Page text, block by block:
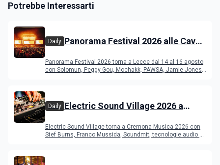
Potrebbe Interessarti
Daily Panorama Festival 2026 alle Cave
programma
Panorama Festival 2026 torna a Lecce dal 14 al 16 agosto
con Solomun, Peggy Gou, Mochakk, PAWSA, Jamie Jones
Daily Electric Sound Village 2026 a
Young Band Contest, il programma
Electric Sound Village torna a Cremona Musica 2026 con
Stef Burns, Franco Mussida, Soundmit, tecnologie audio e